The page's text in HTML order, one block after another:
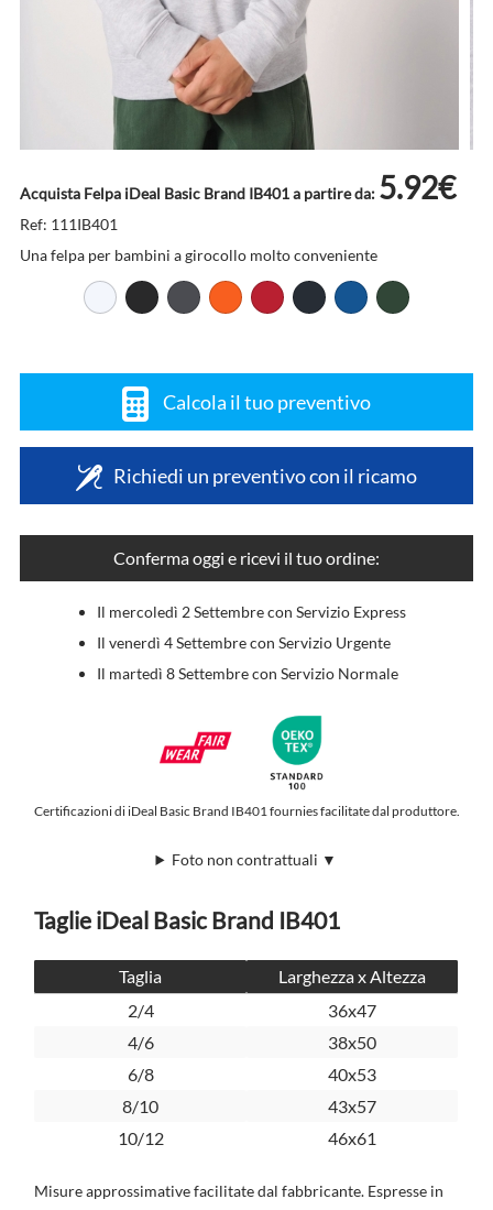
Acquista Felpa iDeal Basic Brand IB401 a partire da: 5.92€
Ref: 111IB401
Una felpa per bambini a girocollo molto conveniente
Calcola il tuo preventivo
Richiedi un preventivo con il ricamo
Conferma oggi e ricevi il tuo ordine:
Il mercoledì 2 Settembre con Servizio Express
Il venerdì 4 Settembre con Servizio Urgente
Il martedì 8 Settembre con Servizio Normale
Certificazioni di iDeal Basic Brand IB401 fournies facilitate dal produttore.
Foto non contrattuali ▼
Taglie iDeal Basic Brand IB401
Taglia
Larghezza x Altezza
2/4
36x47
4/6
38x50
6/8
40x53
8/10
43x57
10/12
46x61
Misure approssimative facilitate dal fabbricante. Espresse in